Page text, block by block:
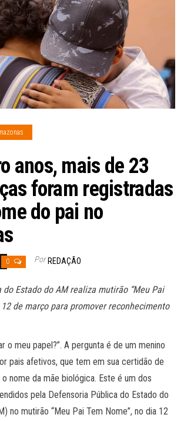
anos, mais de 23
foram registradas
do pai no
0 Por REDAÇÃO
Estado do AM realiza mutirão “Meu Pai
12 de março para promover reconhecimento
o meu papel?”. A pergunta é de um menino
pais afetivos, que tem em sua certidão de
nome da mãe biológica. Este é um dos
pela Defensoria Pública do Estado do
no mutirão “Meu Pai Tem Nome”, no dia 12